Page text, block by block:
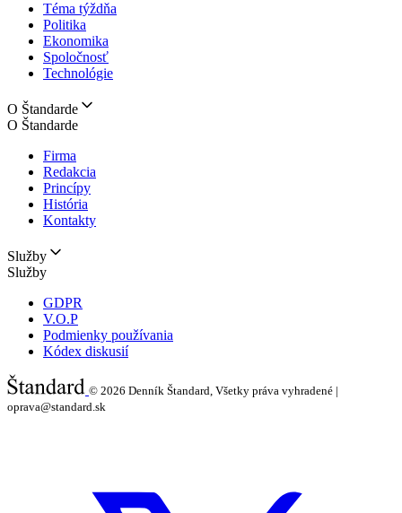
Téma týždňa
Politika
Ekonomika
Spoločnosť
Technológie
O Štandarde
O Štandarde
Firma
Redakcia
Princípy
História
Kontakty
Služby
Služby
GDPR
V.O.P
Podmienky používania
Kódex diskusií
© 2026 Denník Štandard, Všetky práva vyhradené |
oprava@standard.sk